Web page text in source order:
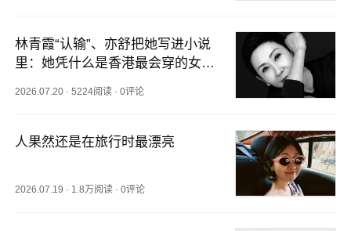
林青霞“认输”、亦舒把她写进小说
里：她凭什么是香港最会穿的女
2026.07.20 ·5224阅读 ·0评论
人果然还是在旅行时最漂亮
2026.07.19 · 1.8万阅读 ·0评论